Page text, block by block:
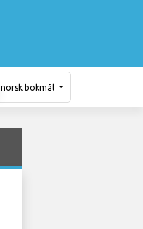
norsk bokmål